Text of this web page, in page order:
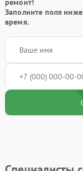
ремонт!
Заполните поля
время.